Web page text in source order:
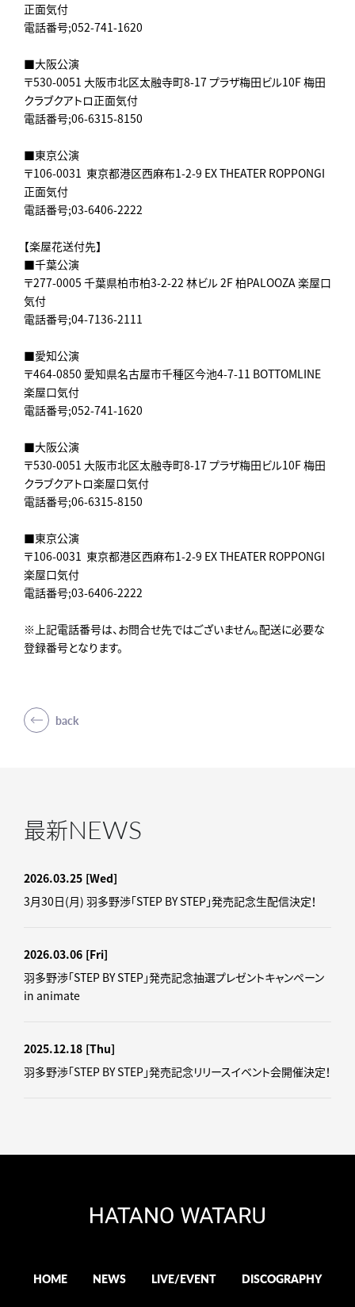
正面気付
電話番号;052-741-1620
■大阪公演
〒530-0051 大阪市北区太融寺町8-17 プラザ梅田ビル10F 梅田
クラブクアトロ正面気付
電話番号;06-6315-8150
■東京公演
〒106-0031 東京都港区西麻布1-2-9 EX THEATER ROPPONGI
正面気付
電話番号;03-6406-2222
【楽屋花送付先】
■千葉公演
〒277-0005 千葉県柏市柏3-2-22 林ビル 2F 柏PALOOZA 楽屋口
気付
電話番号;04-7136-2111
■愛知公演
〒464-0850 愛知県名古屋市千種区今池4-7-11 BOTTOMLINE
楽屋口気付
電話番号;052-741-1620
■大阪公演
〒530-0051 大阪市北区太融寺町8-17 プラザ梅田ビル10F 梅田
クラブクアトロ楽屋口気付
電話番号;06-6315-8150
■東京公演
〒106-0031 東京都港区西麻布1-2-9 EX THEATER ROPPONGI
楽屋口気付
電話番号;03-6406-2222
※上記電話番号は、お問合せ先ではございません。配送に必要な
登録番号となります。
back
最新NEWS
2026.03.25 [Wed]
3月30日(月) 羽多野渉「STEP BY STEP」発売記念生配信決定！
2026.03.06 [Fri]
羽多野渉「STEP BY STEP」発売記念抽選プレゼントキャンペーン
in animate
2025.12.18 [Thu]
羽多野渉「STEP BY STEP」発売記念リリースイベント会開催決定！
HOME NEWS LIVE/EVENT DISCOGRAPHY